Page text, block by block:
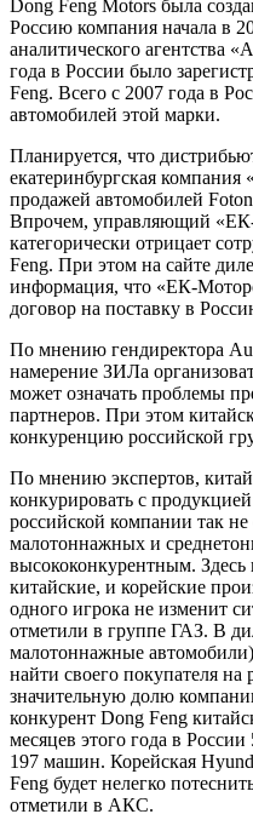
Dong Feng Motors была
Россию компания начала в
аналитического агентства
года в России было
Feng. Всего с 2007 года в
автомобилей этой марки.
Планируется, что
екатеринбургская
продажей автомобилей
Впрочем, управляющий
категорически отрицает
Feng. При этом на сайте
информация, что «ЕК-
договор на поставку в
По мнению гендиректора
намерение ЗИЛа
может означать проблемы
партнеров. При этом
конкуренцию российской
По мнению экспертов,
конкурировать с
российской компании так
малотоннажных и
высококонкурентным. Здесь
китайские, и корейские
одного игрока не изменит
отметили в группе ГАЗ. В
малотоннажные
найти своего покупателя на
значительную долю
конкурент Dong Feng
месяцев этого года в
197 машин. Корейская
Feng будет нелегко
отметили в АКС.